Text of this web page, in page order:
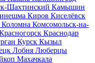
Шахтинский Камышин
Киров Киселёвск
Коломна Комсомольск-на-
Краснодар
Курск Кызыл
Лобня Люберцы
Махачкала